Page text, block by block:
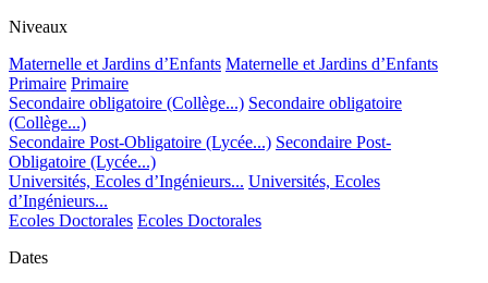
Niveaux
Maternelle et Jardins d’Enfants Maternelle et Jardins d’Enfants
Primaire Primaire
Secondaire obligatoire (Collège...) Secondaire obligatoire
(Collège...)
Secondaire Post-Obligatoire (Lycée...) Secondaire Post-
Obligatoire (Lycée...)
Universités, Ecoles d’Ingénieurs... Universités, Ecoles
d’Ingénieurs...
Ecoles Doctorales Ecoles Doctorales
Dates